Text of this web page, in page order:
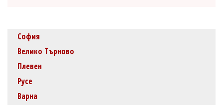
София
Велико Търново
Плевен
Русе
Варна